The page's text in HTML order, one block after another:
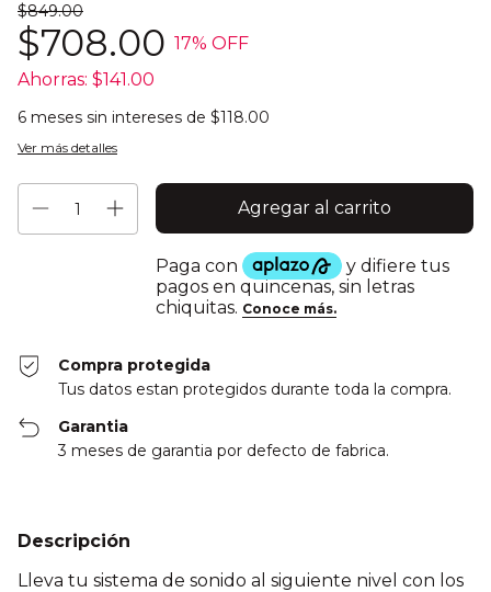
$849.00
$708.00 17% OFF
Ahorras: $141.00
6 meses sin intereses de $118.00
Ver más detalles
Compra protegida
Tus datos estan protegidos durante toda la compra.
Garantia
3 meses de garantia por defecto de fabrica.
Descripción
Lleva tu sistema de sonido al siguiente nivel con los